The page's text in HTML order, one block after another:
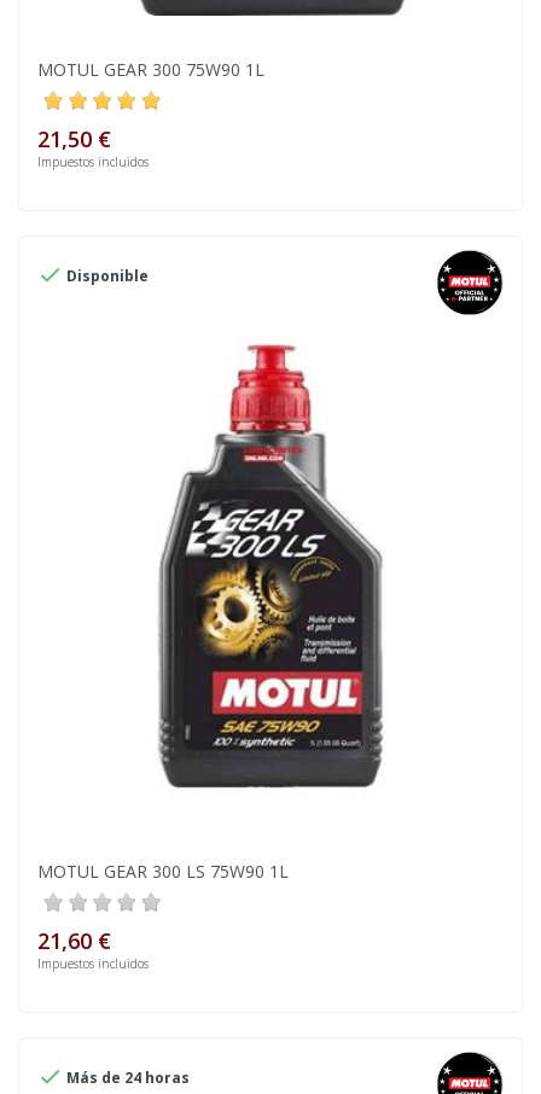
MOTUL GEAR 300 75W90 1L
21,50 €
Impuestos incluidos
 Disponible
MOTUL GEAR 300 LS 75W90 1L
21,60 €
Impuestos incluidos
 Más de 24 horas